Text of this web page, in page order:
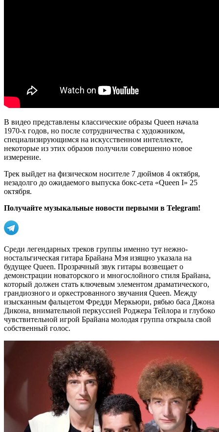
В видео представлены классические образы Queen начала
1970-х годов, но после сотрудничества с художником,
специализирующимся на искусственном интеллекте,
некоторые из этих образов получили совершенно новое
измерение.
Трек выйдет на физическом носителе 7 дюймов 4 октября,
незадолго до ожидаемого выпуска бокс-сета «Queen I» 25
октября.
Получайте музыкальные новости первыми в Telegram!
Среди легендарных треков группы именно тут нежно-
ностальгическая гитара Брайана Мэя изящно указала на
будущее Queen. Прозрачный звук гитары возвещает о
демонстрации новаторского и многослойного стиля Брайана,
который должен стать ключевым элементом драматического,
грандиозного и оркестрованного звучания Queen. Между
изысканным фальцетом Фредди Меркьюри, рябью баса Джона
Дикона, внимательной перкуссией Роджера Тейлора и глубоко
чувствительной игрой Брайана молодая группа открыла свой
собственный голос.